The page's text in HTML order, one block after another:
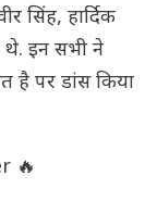
सिंह, हार्दिक
इन सभी ने
है पर डांस किया
🔥